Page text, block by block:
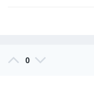
0